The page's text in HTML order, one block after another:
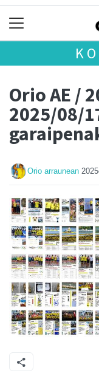
Orio AE /
2025/08/
Orio arraunean